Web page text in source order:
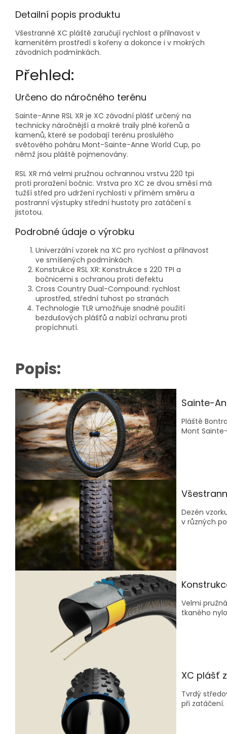
Detailní popis produktu
Všestranné XC pláště zaručují rychlost a přilnavost v
kamenitém prostředí s kořeny a dokonce i v mokrých
závodních podmínkách.
Přehled:
Určeno do náročného terénu
Sainte-Anne RSL XR je XC závodní plášť určený na
technicky náročnější a mokré traily plné kořenů a
kamenů, které se podobají terénu proslulého
světového poháru Mont-Sainte-Anne World Cup, po
němž jsou pláště pojmenovány.
RSL XR má velmi pružnou ochrannou vrstvu 220 tpi
proti proražení bočnic. Vrstva pro XC ze dvou směsí má
tužší střed pro udržení rychlosti v přímém směru a
postranní výstupky střední hustoty pro zatáčení s
jistotou.
Podrobné údaje o výrobku
Univerzální vzorek na XC pro rychlost a přilnavost
ve smíšených podmínkách.
Konstrukce RSL XR: Konstrukce s 220 TPI a
bočnicemi s ochranou proti defektu
Cross Country Dual-Compound: rychlost
uprostřed, střední tuhost po stranách
Technologie TLR umožňuje snadné použití
bezdušových plášťů a nabízí ochranu proti
propíchnutí.
Popis:
Sainte-
Pláště
Mont
Dezén
v různých
Velmi
tkaného
XC plášť
Tvrdý
při zatáčení.